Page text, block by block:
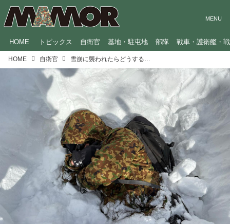
HOME トピックス 自衛官 基地・駐屯地 部隊 戦車・護衛艦・
HOME 自衛官